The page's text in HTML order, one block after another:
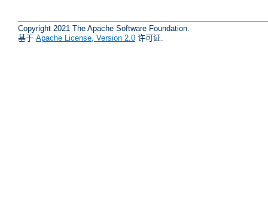
Copyright 2021 The Apache Software Foundation.
基于 Apache License, Version 2.0 许可证.